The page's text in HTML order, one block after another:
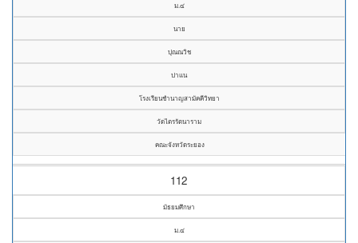
ม.๔
นาย
ปุณณวิช
ปาแน
โรงเรียนชำนาญสามัคคีวิทยา
วัดไตรรัตนาราม
คณะจังหวัดระยอง
112
มัธยมศึกษา
ม.๔